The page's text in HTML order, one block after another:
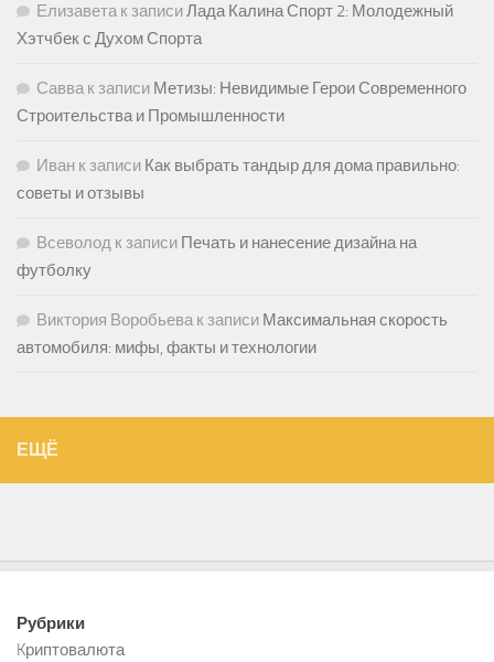
Елизаветак записиЛада Калина Спорт 2: Молодежный
Хэтчбек с Духом Спорта
Саввак записи Метизы: Невидимые Герои Современного
Строительства и Промышленности
Иван к записи Как выбрать тандыр для дома правильно:
советы и отзывы
Всеволод к записи Печать и нанесение дизайна на
футболку
Виктория Воробьевак записи Максимальная скорость
автомобиля: мифы, факты и технологии
ЕЩЁ
Рубрики
Kриптовалюта